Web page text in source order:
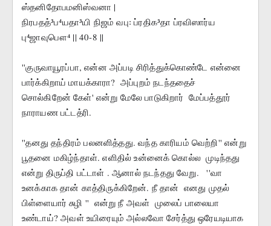
ஸ்தனிதோபமனிஸ்வனா |
நிரபதத்³ப⁴யதா³யி நிஜம் வபு꞉ ப்ரதிக³தா ப்ரவிஸார்ய
பு⁴ஜாவுபௌ⁴ || 40-8 ||
''குருவாயூரப்பா, என்ன அப்படி சிரித்துக்கொண்டே என்னை
பார்க்கிறாய் மாயக்காரா?  அப்புறம் நடந்ததைச்
சொல்கிறேன் கேள்' என்று மேலே பாடுகிறார்  மேப்பத்தூர்
நாராயண பட்டத்ரி.
''தனது தந்திரம் பலனளித்தது. வந்த காரியம் வெற்றி'' என்று
பூதனை மகிழ்ந்தாள். எளிதில் உன்னைக் கொல்ல  முடிந்தது
என்று திருப்தி பட்டாள் . ஆனால் நடந்தது வேறு.   ''வா
உனக்காக தான் காத்திருக்கிறேன். நீ தான்  எனது முதல்
பிள்ளையார் சுழி ''  என்று நீ அவள்  முலைப் பாலையா
உண்டாய்? அவள் உயிரையும் அல்லவோ சேர்த்து ஒரேயடியாக